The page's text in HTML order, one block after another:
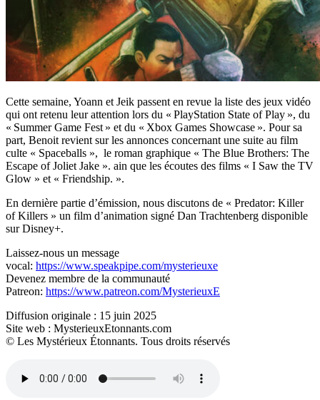
Cette semaine, Yoann et Jeik passent en revue la liste des jeux vidéo
qui ont retenu leur attention lors du « PlayStation State of Play », du
« Summer Game Fest » et du « Xbox Games Showcase ». Pour sa
part, Benoit revient sur les annonces concernant une suite au film
culte « Spaceballs », le roman graphique « The Blue Brothers: The
Escape of Joliet Jake ». ain que les écoutes des films « I Saw the TV
Glow » et « Friendship. ».
En dernière partie d’émission, nous discutons de « Predator: Killer
of Killers » un film d’animation signé Dan Trachtenberg disponible
sur Disney+.
Laissez-nous un message
vocal: https://www.speakpipe.com/mysterieuxe
Devenez membre de la communauté
Patreon: https://www.patreon.com/MysterieuxE
Diffusion originale : 15 juin 2025
Site web : MysterieuxEtonnants.com
© Les Mystérieux Étonnants. Tous droits réservés